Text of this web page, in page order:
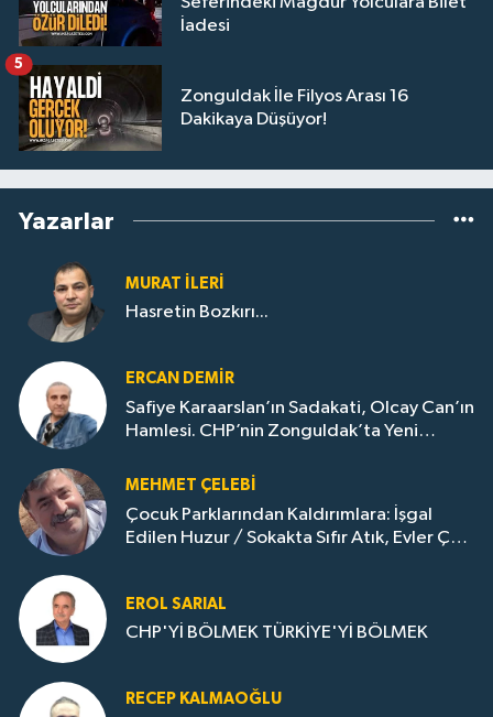
İadesi
Zonguldak İle Filyos Arası 16
Dakikaya Düşüyor!
5
Yazarlar
MURAT İLERI
Hasretin Bozkırı...
ERCAN DEMIR
Safiye Karaarslan’ın Sadakati, Olcay Can’ın
Hamlesi. CHP’nin Zonguldak’ta Yeni
MEHMET ÇELEBI
Çocuk Parklarından Kaldırımlara: İşgal
Edilen Huzur / Sokakta Sıfır Atık, Evler Çöp
EROL SARIAL
CHP'Yİ BÖLMEK TÜRKİYE'Yİ BÖLMEK
RECEP KALMAOĞLU